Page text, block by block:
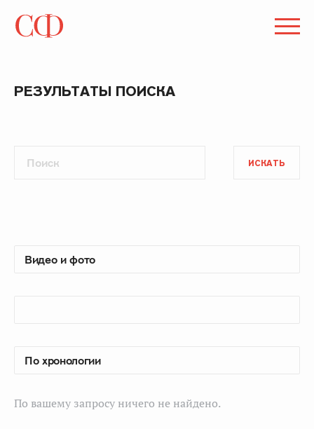
РЕЗУЛЬТАТЫ ПОИСКА
ИСКАТЬ
По вашему запросу ничего не найдено.